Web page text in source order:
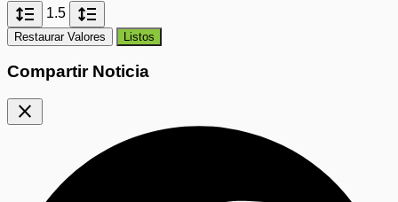
format_line_spacing 1.5 format_line_spacing
Restaurar Valores Listos
Compartir Noticia
close